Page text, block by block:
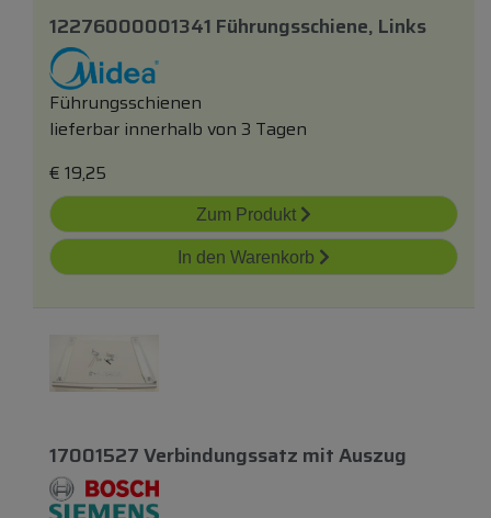
12276000001341 Führungsschiene, Links
Führungsschienen
lieferbar innerhalb von 3 Tagen
€ 19,25
Zum Produkt
In den Warenkorb
17001527 Verbindungssatz mitAuszug